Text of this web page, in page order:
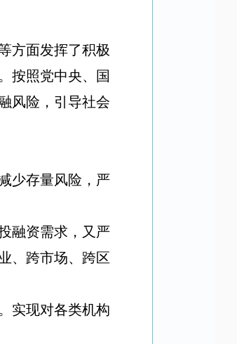
方面发挥了积极
按照党中央、国
风险，引导社会
少存量风险，严
融资需求，又严
、跨市场、跨区
实现对各类机构